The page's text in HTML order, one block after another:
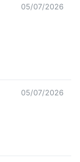
05/07/2026
05/07/2026